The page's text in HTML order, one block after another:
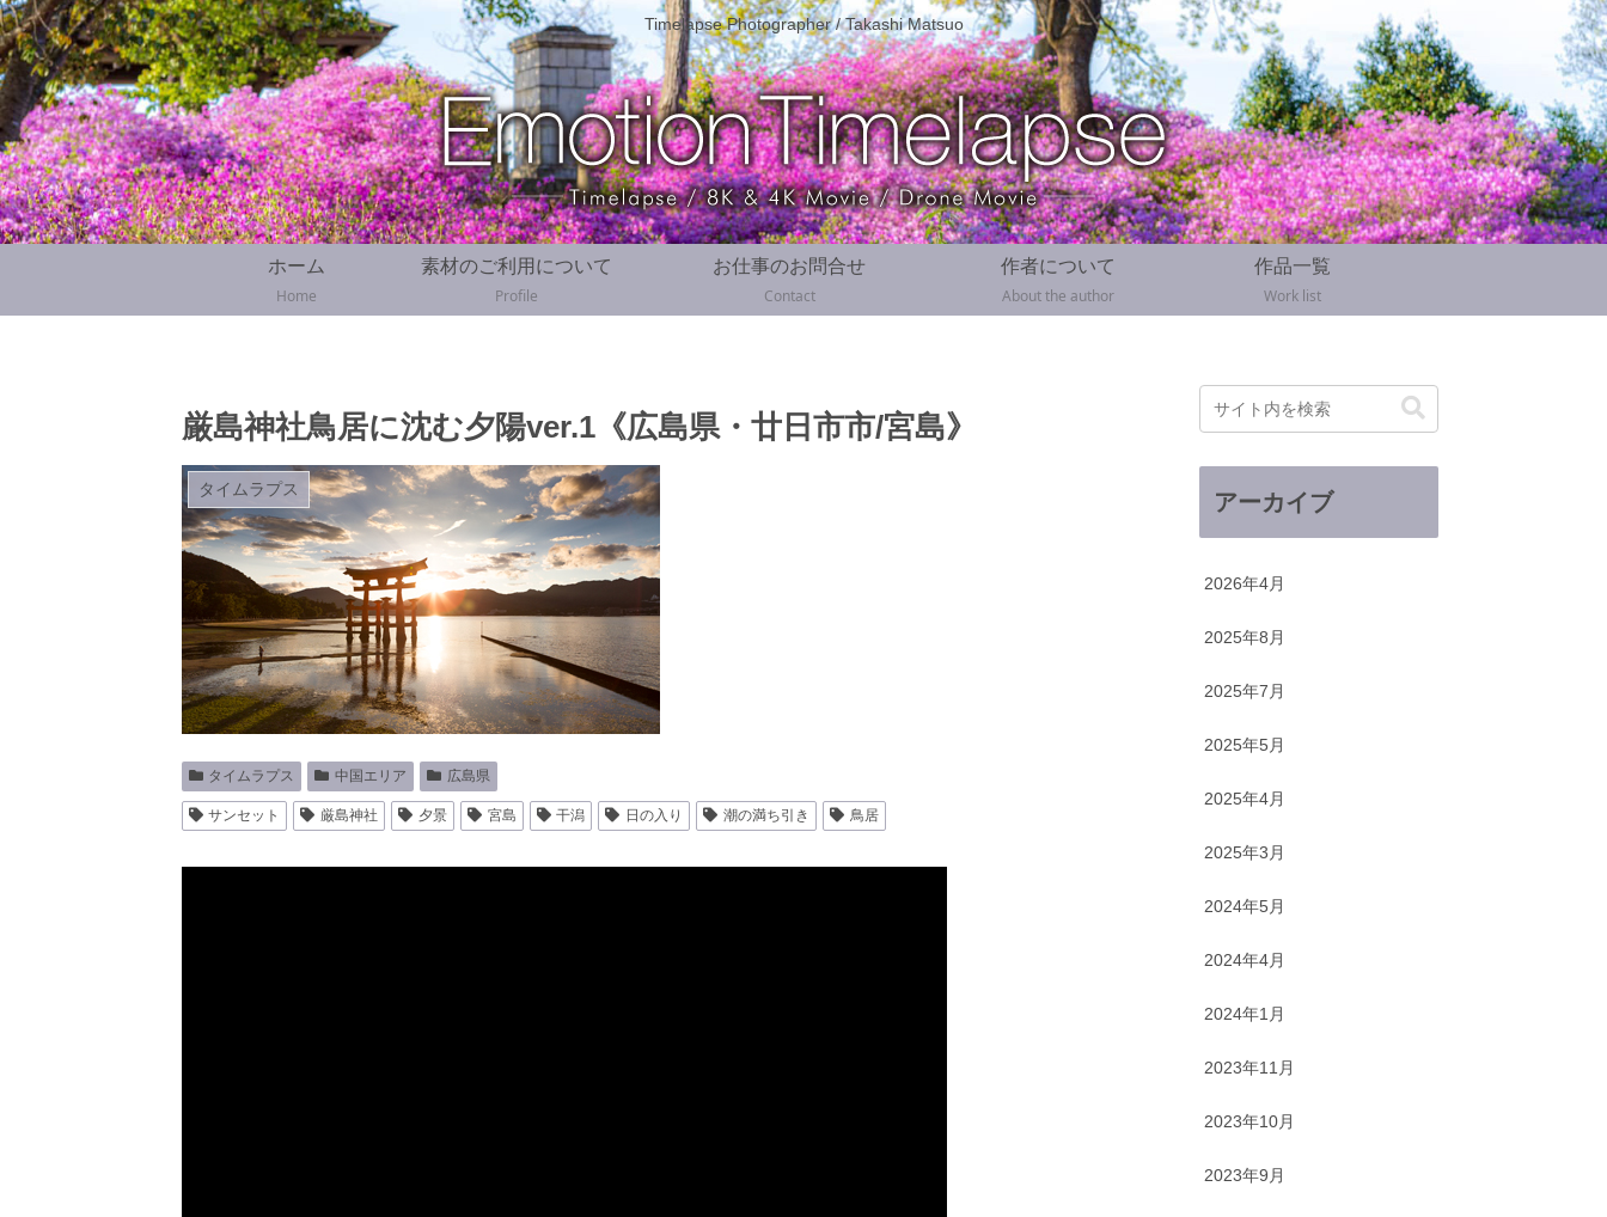
Timelapse Photographer / Takashi Matsuo
ホーム
Home
素材のご利用について
Profile
お仕事のお問合せ
Contact
作者について
About the author
作品一覧
Work list
厳島神社鳥居に沈む夕陽ver.1《広島県・廿日市市/宮島》
タイムラプス
タイムラプス 中国エリア 広島県
サンセット 厳島神社 夕景 宮島 干潟 日の入り 潮の満ち引き 鳥居
アーカイブ
2026年4月
2025年8月
2025年7月
2025年5月
2025年4月
2025年3月
2024年5月
2024年4月
2024年1月
2023年11月
2023年10月
2023年9月